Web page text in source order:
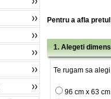
Pentru a afla
1. Alegeti
Te rugam sa
96 cm x 63 cm